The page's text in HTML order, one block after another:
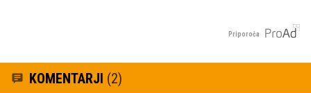
Priporoča
KOMENTARJI (2)